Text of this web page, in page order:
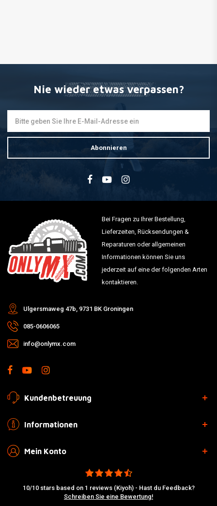
Nie wieder etwas verpassen?
Abonnieren
Bei Fragen zu Ihrer Bestellung,
Lieferzeiten, Rücksendungen &
Reparaturen oder allgemeinen
Informationen können Sie uns
jederzeit auf eine der folgenden Arten
kontaktieren.
Ulgersmaweg 47b, 9731 BK Groningen
085-0606065
info@onlymx.com
Kundenbetreuung
Informationen
Mein Konto
10/10 stars based on 1 reviews (Kiyoh) - Hast du Feedback?
Schreiben Sie eine Bewertung!